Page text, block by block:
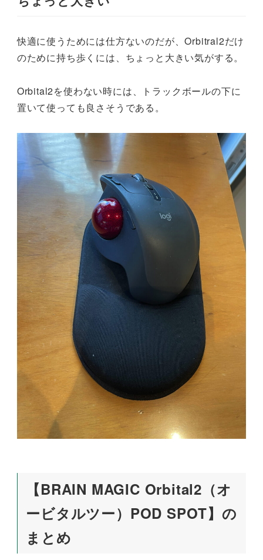
快適に使うためには仕方ないのだが、Orbitral2だけ
のために持ち歩くには、ちょっと大きい気がする。
Orbital2を使わない時には、トラックボールの下に
置いて使っても良さそうである。
【BRAIN MAGIC Orbital2（オ
ービタルツー）POD SPOT】の
まとめ